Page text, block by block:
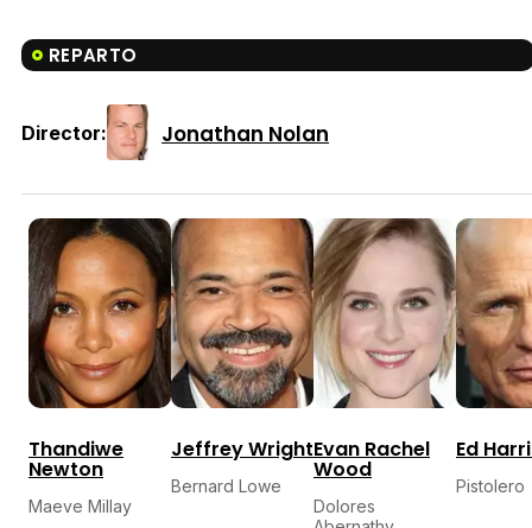
REPARTO
Director: Jonathan Nolan
Thandiwe
Newton
Maeve Millay
Jeffrey Wright
Bernard Lowe
Evan Rachel
Wood
Dolores
Ed
Pistolero